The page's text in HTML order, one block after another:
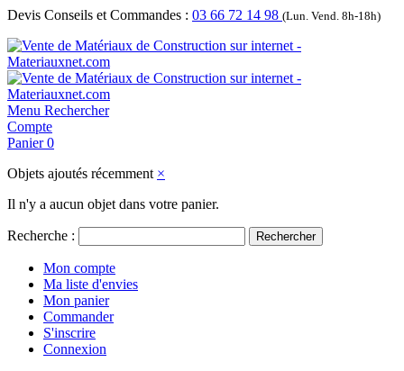
Devis Conseils et Commandes : 03 66 72 14 98 (Lun. Vend. 8h-18h)
Menu Rechercher
Compte
Panier 0
Objets ajoutés récemment ×
Il n'y a aucun objet dans votre panier.
Recherche : Rechercher
Mon compte
Ma liste d'envies
Mon panier
Commander
S'inscrire
Connexion